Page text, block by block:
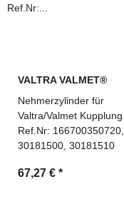
VALTRA VALMET®
Nehmerzylinder für
Valtra/Valmet Kupplung
Ref.Nr: 166700350720,
30181500, 30181510
67,27 € *